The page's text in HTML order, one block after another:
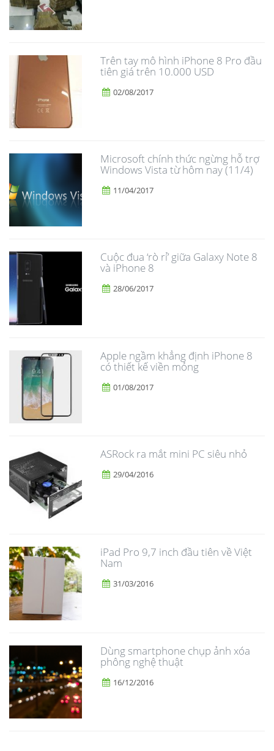
Trên tay mô hình iPhone 8 Pro đầu
tiên giá trên 10.000 USD
02/08/2017
Microsoft chính thức ngừng hỗ trợ
Windows Vista từ hôm nay (11/4)
11/04/2017
​Cuộc đua ‘rò rỉ’ giữa Galaxy Note 8
và iPhone 8
28/06/2017
Apple ngầm khẳng định iPhone 8
có thiết kế viền mỏng
01/08/2017
ASRock ra mắt mini PC siêu nhỏ
29/04/2016
iPad Pro 9,7 inch đầu tiên về Việt
Nam
31/03/2016
Dùng smartphone chụp ảnh xóa
phông nghệ thuật
16/12/2016